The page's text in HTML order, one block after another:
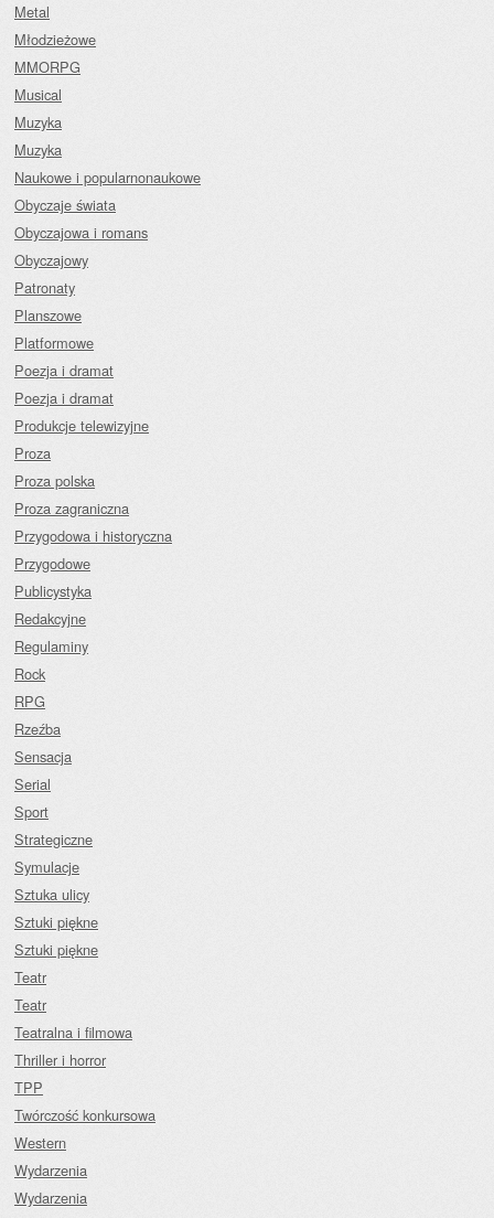
Metal
Młodzieżowe
MMORPG
Musical
Muzyka
Muzyka
Naukowe i popularnonaukowe
Obyczaje świata
Obyczajowa i romans
Obyczajowy
Patronaty
Planszowe
Platformowe
Poezja i dramat
Poezja i dramat
Produkcje telewizyjne
Proza
Proza polska
Proza zagraniczna
Przygodowa i historyczna
Przygodowe
Publicystyka
Redakcyjne
Regulaminy
Rock
RPG
Rzeźba
Sensacja
Serial
Sport
Strategiczne
Symulacje
Sztuka ulicy
Sztuki piękne
Sztuki piękne
Teatr
Teatr
Teatralna i filmowa
Thriller i horror
TPP
Twórczość konkursowa
Western
Wydarzenia
Wydarzenia